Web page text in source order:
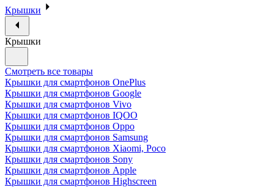
Крышки
Крышки
Смотреть все товары
Крышки для смартфонов OnePlus
Крышки для смартфонов Google
Крышки для смартфонов Vivo
Крышки для смартфонов IQOO
Крышки для смартфонов Oppo
Крышки для смартфонов Samsung
Крышки для смартфонов Xiaomi, Poco
Крышки для смартфонов Sony
Крышки для смартфонов Apple
Крышки для смартфонов Highscreen